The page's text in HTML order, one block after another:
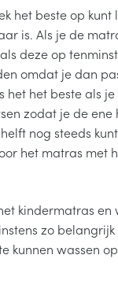
het beste op kunt
is. Als je de
deze op
omdat je dan
het het beste als
zodat je de ene
nog steeds
het matras met
kindermatras en
zo
kunnen wassen